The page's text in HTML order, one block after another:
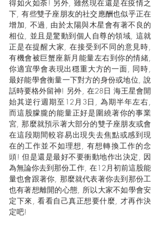
得如火如荼! 另外, 雖然現在還是在疫情之
下, 有些雙子座朋友的社交應酬也似乎正在
增加, 不過, 由於太陽與木星會有著不良的
相位, 並且是驚動到個人自尊的領域, 這就
正是在提醒大家, 在接受到不同的意見時,
有機會被巨蟹座新月能量左右到你的情緒,
你適宜學會表現出穩重大方的一面, 同時,
最好能學會衡量一下對方的身份或地位, 說
話時要格外留神! 另外, 在28日 海王星會開
始其逆行週期至12月3日, 為期半年左右,
而這股朦朧的能量正好是圍繞著你的事業
宮, 那麼就預示著大部分的雙子座朋友或會
在這段期間較容易出現失去焦點或感到現
在的工作並不如理想, 有想轉換工作的念
頭! 但是還是最好不要衝動地作出決定, 因
為無論你去到那份工作, 在12月初前這股能
量也會跟著你, 那麼就代表著你去到那份工
也有著想離開的心態, 所以大家不如學會安
定下來, 看看自己真正想要什麼, 才再作決
定吧!